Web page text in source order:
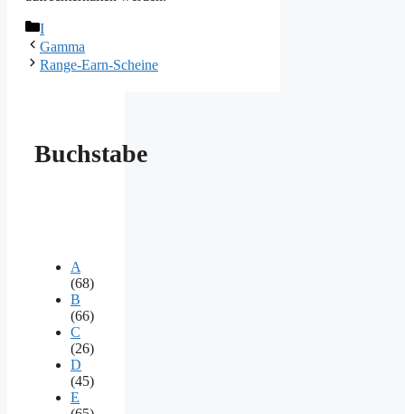
Kategorien
I
Gamma
Range-Earn-Scheine
Buchstabe
A
(68)
B
(66)
C
(26)
D
(45)
E